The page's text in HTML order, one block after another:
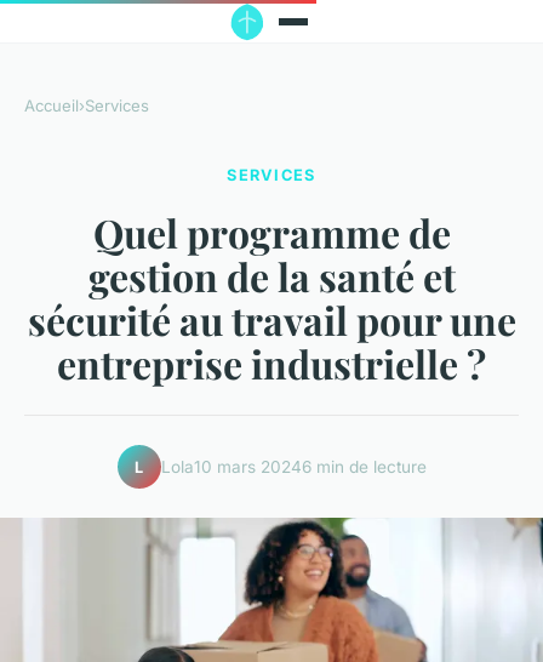
Accueil›Services
SERVICES
Quel programme de
gestion de la santé et
sécurité au travail pour une
entreprise industrielle ?
L Lola10 mars 20246 min de lecture